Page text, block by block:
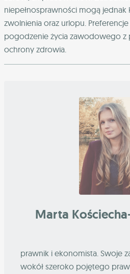
niepełnosprawności mogą
zwolnienia oraz urlopu.
pogodzenie życia zawodowego z
ochrony zdrowia.
Marta
prawnik i ekonomista. Swoje
wokół szeroko pojętego